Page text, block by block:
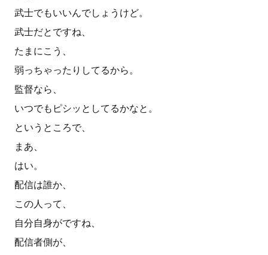
武士でもいいんでしょうけど。
武士だとですね、
たまにこう、
弱っちゃったりしてるから。
監督なら、
いつでもピシッとしてるかなと。
というところで、
まあ、
はい。
配信は誰か、
この人って、
自分自身がですね、
配信者側が、